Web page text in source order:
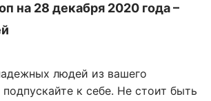
на 28 декабря 2020 года –
людей из вашего
к себе. Не стоит быть